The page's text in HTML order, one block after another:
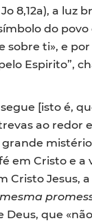
8,12a), a luz
do
ti», e
Espirito”,
[isto é,
ao redor
grande
em Cristo e
Cristo
que